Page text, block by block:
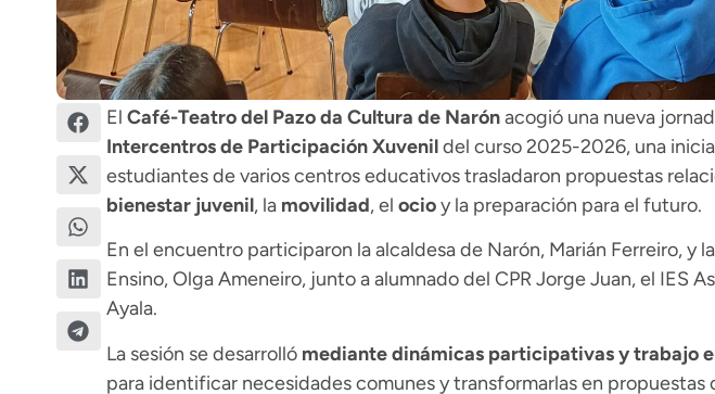
El Café-Teatro del Pazo da Cultura de Narónacogió una nueva
Intercentros de Participación Xuvenildel curso 2025-2026, una
estudiantes de varios centros educativos trasladaron propuestas
bienestar juvenil, la movilidad, el ocioy la preparación para el futuro.
En el encuentro participaron la alcaldesa de Narón, Marián Ferreiro, y
Ensino,Olga Ameneiro, junto a alumnado del CPR Jorge Juan, el IES
Ayala.
La sesión se desarrolló mediante dinámicas participativas y trabajo
para identificar necesidades comunes y transformarlas en propuestas